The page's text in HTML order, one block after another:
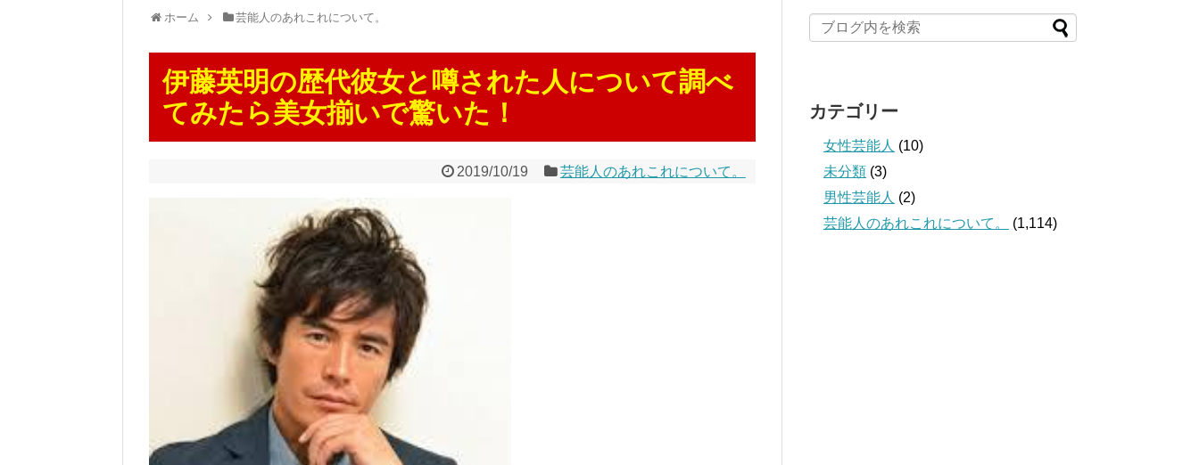
ホーム 芸能人のあれこれについて。
伊藤英明の歴代彼女と噂された人について調べ
てみたら美女揃いで驚いた！
2019/10/19 芸能人のあれこれについて。
カテゴリー
女性芸能人 (10)
未分類 (3)
男性芸能人 (2)
芸能人のあれこれについて。
(1,114)